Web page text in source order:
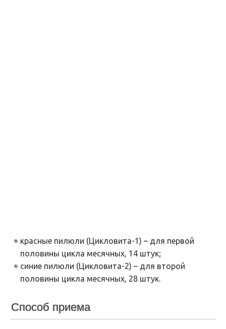
красные пилюли (Цикловита-1) – для первой
половины цикла месячных, 14 штук;
синие пилюли (Цикловита-2) – для второй
половины цикла месячных, 28 штук.
Способ приема